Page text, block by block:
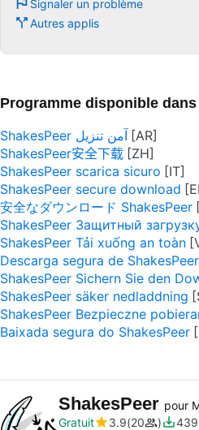
Signaler un problème
Autres applis
Programme disponible
ShakesPeer آمن تنزيل
ShakesPeer安全下载
ShakesPeer scarica sicuro
ShakesPeer secure download
安全なダウンロード ShakesPeer
ShakesPeer Защитный
ShakesPeer Tải xuống an toàn
Descarga segura de ShakesPeer
ShakesPeer Sichern Sie den
ShakesPeer säker nedladdning
ShakesPeer Bezpieczne
Baixada segura do ShakesPeer
ShakesPeer pour
Gratuit
3.9 20
439